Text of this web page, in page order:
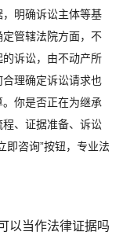
明确诉讼主体等基
管辖法院方面，不
诉讼，由不动产所
理确定诉讼请求也
你是否正在为继承
、证据准备、诉讼
即咨询”按钮，专业法
以当作法律证据吗